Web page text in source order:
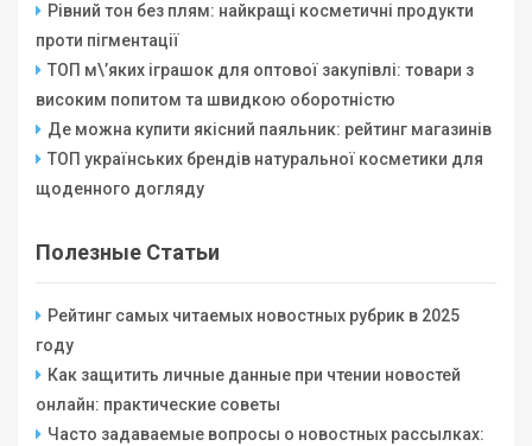
Рівний тон без плям: найкращі косметичні продукти
проти пігментації
ТОП м\’яких іграшок для оптової закупівлі: товари з
високим попитом та швидкою оборотністю
Де можна купити якісний паяльник: рейтинг магазинів
ТОП українських брендів натуральної косметики для
щоденного догляду
Полезные Статьи
Рейтинг самых читаемых новостных рубрик в 2025
году
Как защитить личные данные при чтении новостей
онлайн: практические советы
Часто задаваемые вопросы о новостных рассылках: